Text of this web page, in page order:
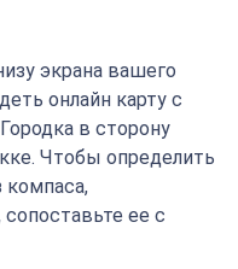
экрана вашего
онлайн карту с
в сторону
Чтобы определить
компаса,
ее с